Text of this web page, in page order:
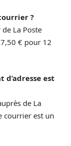
?
La Poste
€ pour 12
d’adresse est
de La
courrier est un